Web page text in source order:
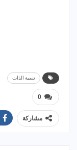
تنمية الذات
0
مشاركة